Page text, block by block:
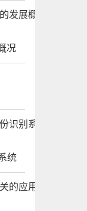
况
统